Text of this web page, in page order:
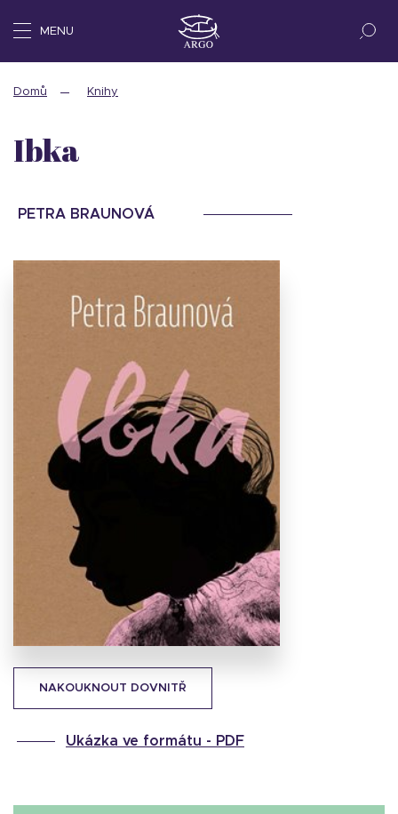
MENU
Domů Knihy
NAKOUKNOUT DOVNITŘ
Ukázka ve formátu - PDF
Ibka
PETRA BRAUNOVÁ